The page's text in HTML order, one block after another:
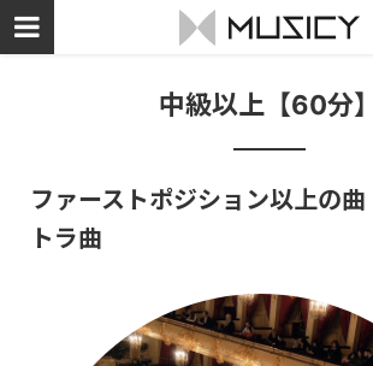
中級以上【60分】
ファーストポジション以上の
トラ曲